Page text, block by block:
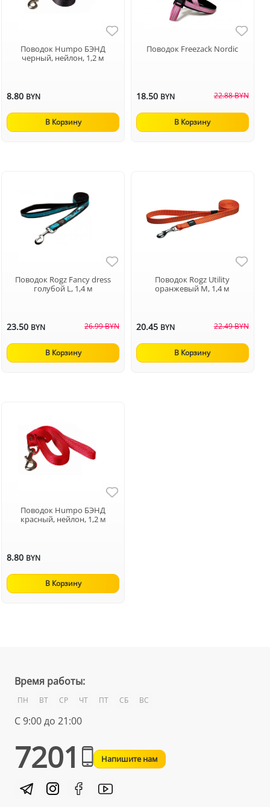
Поводок Humpo БЭНД
черный, нейлон, 1,2 м
8.80 BYN
В Корзину
Поводок Freezack Nordic
18.50 BYN 22.88 BYN
В Корзину
Поводок Rogz Fancy dress
голубой L, 1,4 м
23.50 BYN 26.99 BYN
В Корзину
Поводок Rogz Utility
оранжевый M, 1,4 м
20.45 BYN 22.49 BYN
В Корзину
Поводок Humpo БЭНД
красный, нейлон, 1,2 м
8.80 BYN
В Корзину
Время работы:
ПН ВТ СР ЧТ ПТ СБ ВС
С 9:00 до 21:00
7201 Напишите нам